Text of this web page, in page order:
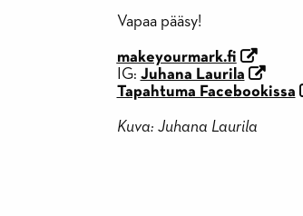
Vapaa pääsy!
makeyourmark.fi
IG: Juhana Laurila
Tapahtuma Facebookissa
Kuva: Juhana Laurila